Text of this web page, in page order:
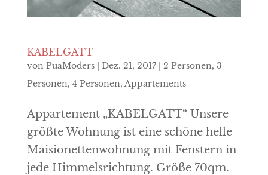
KABELGATT
von PuaModers| Dez. 21, 2017| 2 Personen, 3
Personen, 4 Personen, Appartements
Appartement „KABELGATT“ Unsere
größte Wohnung ist eine schöne helle
Maisionettenwohnung mit Fenstern in
jede Himmelsrichtung. Größe 70qm.